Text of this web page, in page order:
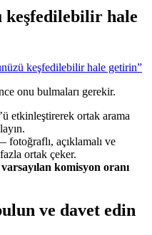
hale
keşfedilebilir hale getirin”
onu bulmaları gerekir.
’ü etkinleştirerek ortak arama
açıklamalı ve
ortak çeker.
varsayılan komisyon oranı
ve davet edin